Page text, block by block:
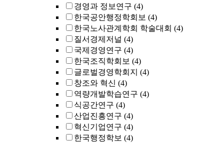
경영과 정보연구 (4)
한국공안행정학회보 (4)
한국노사관계학회 학술대회 (4)
질서경제저널 (4)
국제경영연구 (4)
한국조직학회보 (4)
글로벌경영학회지 (4)
창조와 혁신 (4)
역량개발학습연구 (4)
식공간연구 (4)
산업진흥연구 (4)
혁신기업연구 (4)
한국행정학보 (4)